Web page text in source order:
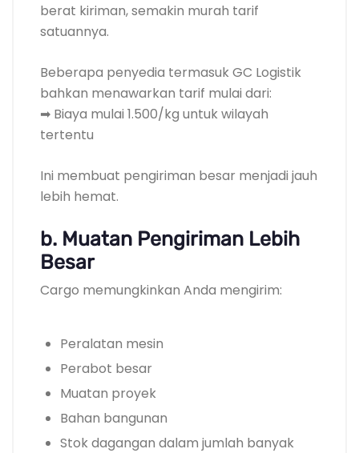
berat kiriman, semakin murah tarif
satuannya.
Beberapa penyedia termasuk GC Logistik
bahkan menawarkan tarif mulai dari:
➡ Biaya mulai 1.500/kg untuk wilayah
tertentu
Ini membuat pengiriman besar menjadi jauh
lebih hemat.
b. Muatan Pengiriman Lebih
Besar
Cargo memungkinkan Anda mengirim:
Peralatan mesin
Perabot besar
Muatan proyek
Bahan bangunan
Stok dagangan dalam jumlah banyak